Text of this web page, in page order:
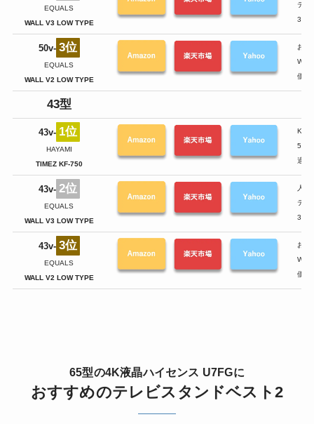
EQUALS
WALL V3 LOW TYPE
テレ
3D
50v- 3位
EQUALS
WALL V2 LOW TYPE
お手
価格
43型
43v- 1位
HAYAMI
TIMEZ KF-750
KF-
55型
適合
43v- 2位
EQUALS
WALL V3 LOW TYPE
人気
テレ
3D
43v- 3位
EQUALS
WALL V2 LOW TYPE
お手
価格
65型の4K液晶ハイセンス U7FGに
おすすめのテレビスタンドベスト2